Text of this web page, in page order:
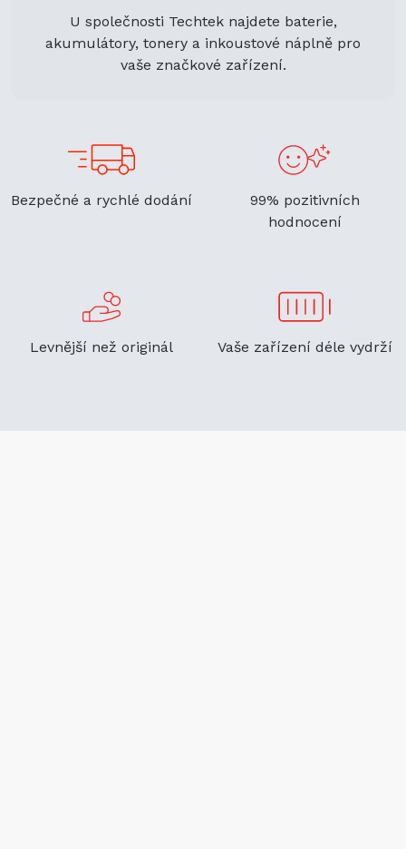
U společnosti Techtek najdete baterie,
akumulátory, tonery a inkoustové náplně pro
vaše značkové zařízení.
Bezpečné a rychlé dodání
99% pozitivních
hodnocení
Levnější než originál Vaše zařízení déle vydrží